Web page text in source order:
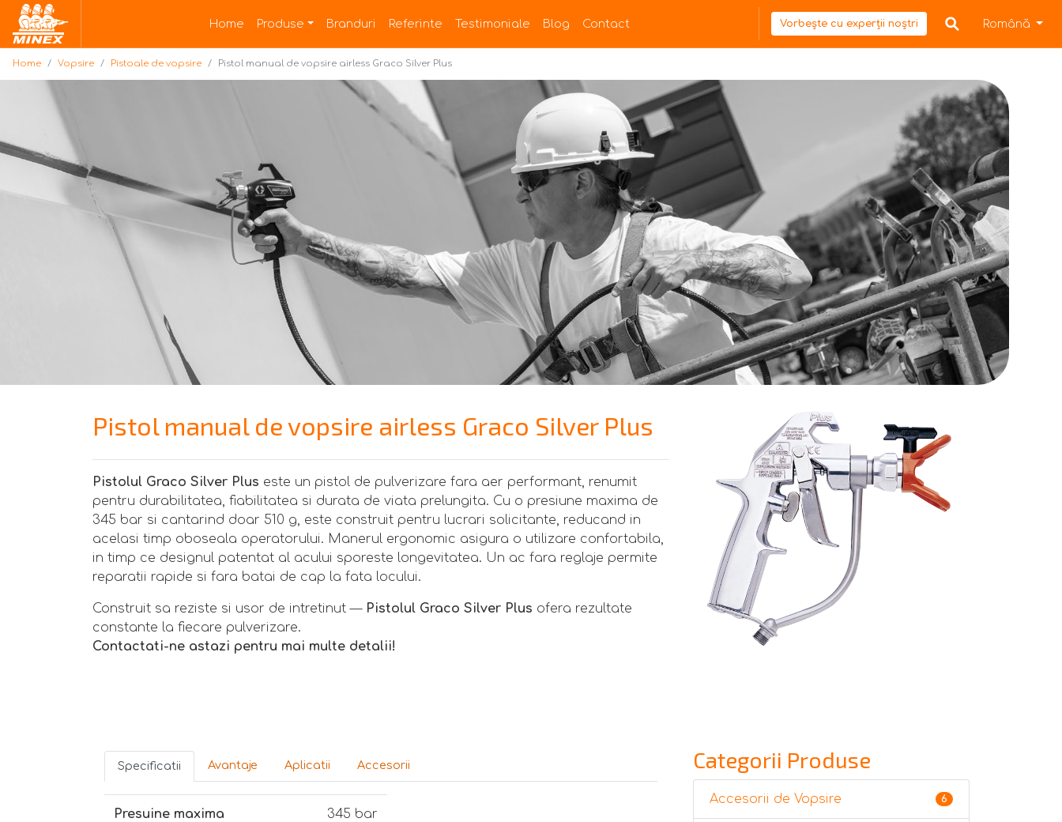
Home Produse Branduri Referinte Testimoniale Blog Contact Vorbește cu experții noștri Română
Home Vopsire Pistoale de vopsire Pistol manual de vopsire airless Graco Silver Plus
Pistol manual de vopsire airless Graco Silver Plus
Pistolul Graco Silver Plus este un pistol de pulverizare fara aer performant, renumit
pentru durabilitatea, fiabilitatea si durata de viata prelungita. Cu o presiune maxima de
345 bar si cantarind doar 510 g, este construit pentru lucrari solicitante, reducand in
acelasi timp oboseala operatorului. Manerul ergonomic asigura o utilizare confortabila,
in timp ce designul patentat al acului sporeste longevitatea. Un ac fara reglaje permite
reparatii rapide si fara batai de cap la fata locului.
Construit sa reziste si usor de intretinut — Pistolul Graco Silver Plus ofera rezultate
constante la fiecare pulverizare.
Contactati-ne astazi pentru mai multe detalii!
Specificatii Avantaje Aplicatii Accesorii
Presuine maxima 345 bar
Categorii Produse
Accesorii de Vopsire 6